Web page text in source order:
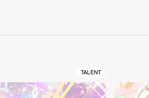
TALENT